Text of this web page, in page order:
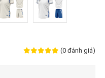
(0 đánh giá)